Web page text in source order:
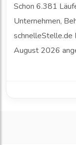
Schon 6.381
Unternehmen,
schnelleStelle.de
August 2026